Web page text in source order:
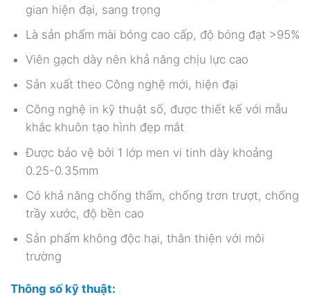
gian hiện đại, sang trọng
Là sản phẩm mài bóng cao cấp, độ bóng đạt >95%
Viên gạch dày nên khả năng chịu lực cao
Sản xuất theo Công nghệ mới, hiện đại
Công nghệ in kỹ thuật số, được thiết kế với mẫu
khắc khuôn tạo hình đẹp mắt
Được bảo vệ bởi 1 lớp men vi tinh dày khoảng
0.25-0.35mm
Có khả năng chống thấm, chống trơn trượt, chống
trầy xước, độ bền cao
Sản phẩm không độc hại, thân thiện với môi
trường
Thông số kỹ thuật: